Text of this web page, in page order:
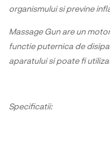
organismului si previne
Massage Gun are un
functie puternica de
aparatului si poate fi
Specificatii: